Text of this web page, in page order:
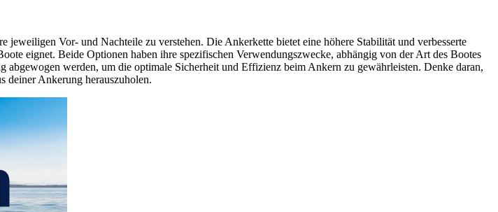
Vor- und Nachteile zu verstehen. Die Ankerkette bietet eine höhere Stabilität und verbesserte
eignet. Beide Optionen haben ihre spezifischen Verwendungszwecke, abhängig von der Art des Bootes
werden, um die optimale Sicherheit und Effizienz beim Ankern zu gewährleisten. Denke daran,
deiner Ankerung herauszuholen.